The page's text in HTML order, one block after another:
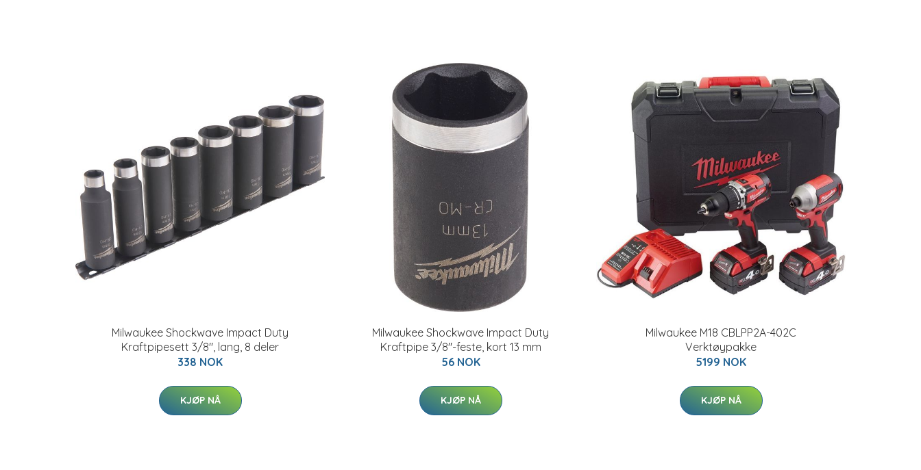
Milwaukee Shockwave Impact Duty
Kraftpipesett 3/8", lang, 8 deler
338 NOK
KJØP NÅ
Milwaukee Shockwave Impact Duty
Kraftpipe 3/8"-feste, kort 13 mm
56 NOK
KJØP NÅ
Milwaukee M18 CBLPP2A-402C
Verktøypakke
5199 NOK
KJØP NÅ